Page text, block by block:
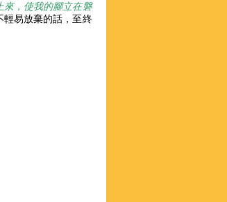
來，使我的腳立在磐
輕易放棄的話，至終